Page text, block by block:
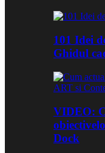
101 Idei
Ghidul
VIDEO:
Dock